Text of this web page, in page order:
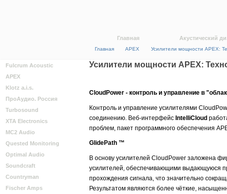
Главная Акустический
Главная APEX Усилители мощности APEX:
Fulcrum Acoustic
APEX
Klotz a.i.s.
ПроАудио. Россия
Turbosound
XTA Electronics
MC2 Audio
Quested Monitoring
Optimal Audio
Soundcraft
Countryman
Fischer Amps
Усилители мощности APEX:
CloudPower - контроль и управление в
Контроль и управление усилителями
соединению. Веб-интерфейс IntelliCloud
проблем, пакет программного обеспечения
GlidePath ™
В основу усилителей CloudPower заложена
усилителей, обеспечивающими выдающуюся
прохождения сигнала, что значительно
Результатом являются более чёткие,